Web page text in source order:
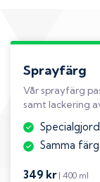
Sprayfärg
Vår sprayfärg
samt lackering
Samma
349 kr| 400 ml